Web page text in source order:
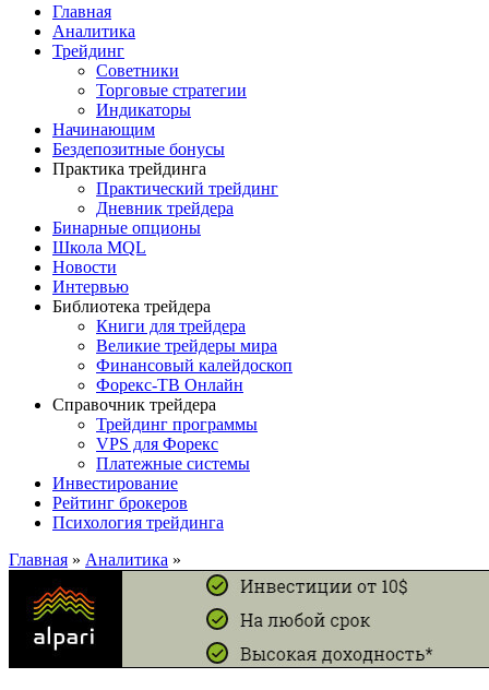
Главная
Аналитика
Трейдинг
Советники
Торговые стратегии
Индикаторы
Начинающим
Бездепозитные бонусы
Практика трейдинга
Практический трейдинг
Дневник трейдера
Бинарные опционы
Школа MQL
Новости
Интервью
Библиотека трейдера
Книги для трейдера
Великие трейдеры мира
Финансовый калейдоскоп
Форекс-ТВ Онлайн
Справочник трейдера
Трейдинг программы
VPS для Форекс
Платежные системы
Инвестирование
Рейтинг брокеров
Психология трейдинга
Главная » Аналитика »